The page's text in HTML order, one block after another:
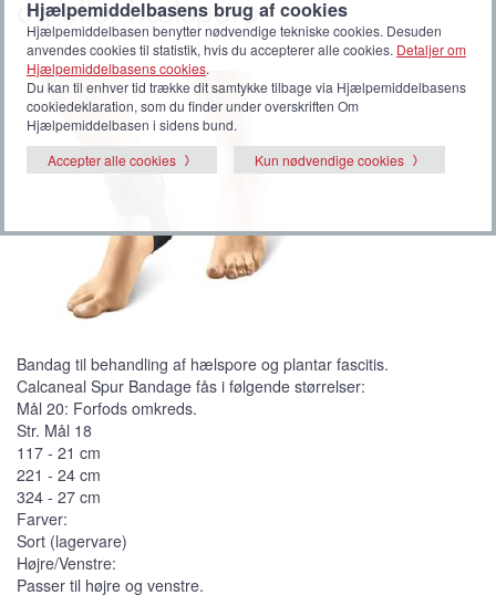
og/eller hælspore
Bandag til behandling af hælspore og plantar fascitis.
Calcaneal Spur Bandage fås i følgende størrelser:
Mål 20: Forfods omkreds.
Str. Mål 18
117 - 21 cm
221 - 24 cm
324 - 27 cm
Farver:
Sort (lagervare)
Højre/Venstre:
Passer til højre og venstre.
Hjælpemiddelbasens brug af cookies
Hjælpemiddelbasen benytter nødvendige tekniske cookies. Desuden
anvendes cookies til statistik, hvis du accepterer alle cookies. Detaljer om
Hjælpemiddelbasens cookies.
Du kan til enhver tid trække dit samtykke tilbage via Hjælpemiddelbasens
cookiedeklaration, som du finder under overskriften Om
Hjælpemiddelbasen i sidens bund.
Accepter alle cookies
Kun nødvendige cookies